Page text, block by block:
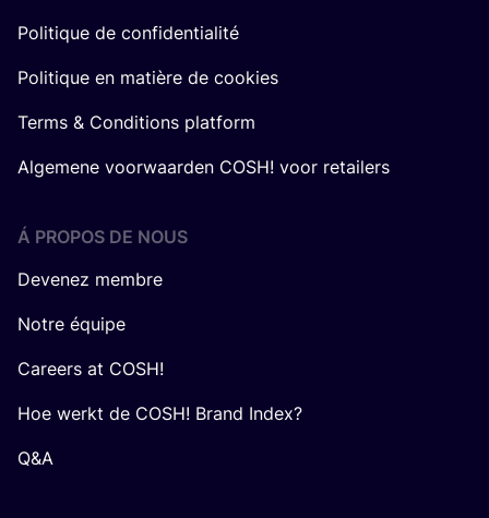
Politique de confidentialité
Politique en matière de cookies
Terms & Conditions platform
Algemene voorwaarden COSH! voor retailers
Á PROPOS DE NOUS
Devenez membre
Notre équipe
Careers at COSH!
Hoe werkt de COSH! Brand Index?
Q&A